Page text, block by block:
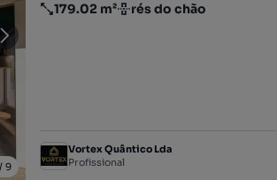
9
Preço por metro quadrado
179.02 m²
Andar rés do chão
Vortex Quântico Lda
Profissional